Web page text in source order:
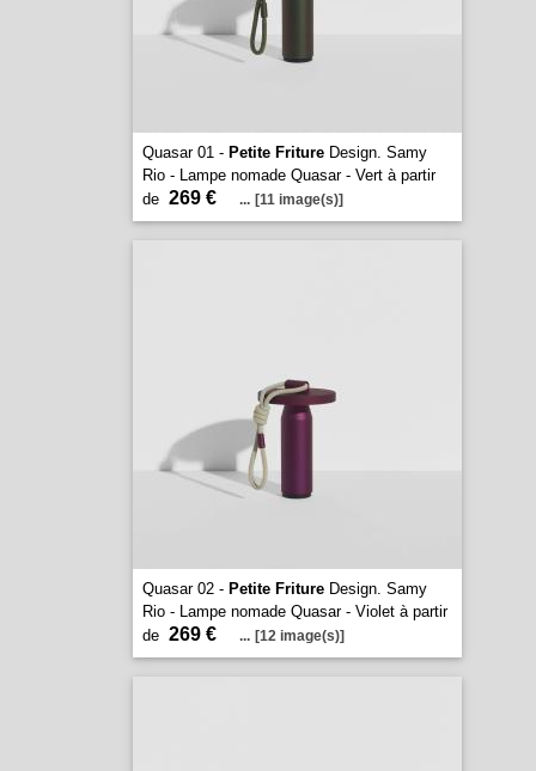
Quasar 01 - Petite FritureDesign. Samy
Rio - Lampe nomade Quasar - Vert à partir
de 269 € ... [11 image(s)]
Quasar 02 - Petite FritureDesign. Samy
Rio - Lampe nomade Quasar - Violet à partir
de 269 € ... [12 image(s)]